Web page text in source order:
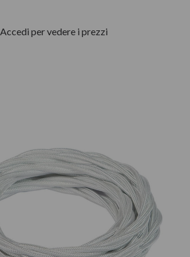
Accedi per vedere i prezzi